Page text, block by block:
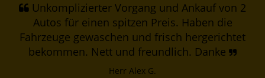
Unkomplizierter Vorgang und Ankauf von 2
Autos für einen spitzen Preis. Haben die
Fahrzeuge gewaschen und frisch hergerichtet
bekommen. Nett und freundlich. Danke
Herr Alex G.